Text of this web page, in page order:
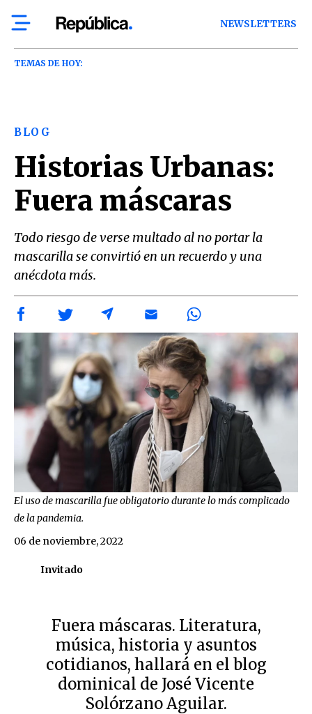
NEWSLETTERS
TEMAS DE HOY:
BLOG
Historias Urbanas:
Fuera máscaras
Todo riesgo de verse multado al no portar la
mascarilla se convirtió en un recuerdo y una
anécdota más.
El uso de mascarilla fue obligatorio durante lo más complicado
de la pandemia.
Invitado
06 de noviembre, 2022
Fuera máscaras. Literatura,
música, historia y asuntos
cotidianos, hallará en el blog
dominical de José Vicente
Solórzano Aguilar.